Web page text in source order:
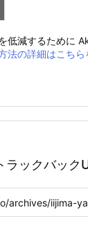
低減するために
法の詳細はこち
ラックバック